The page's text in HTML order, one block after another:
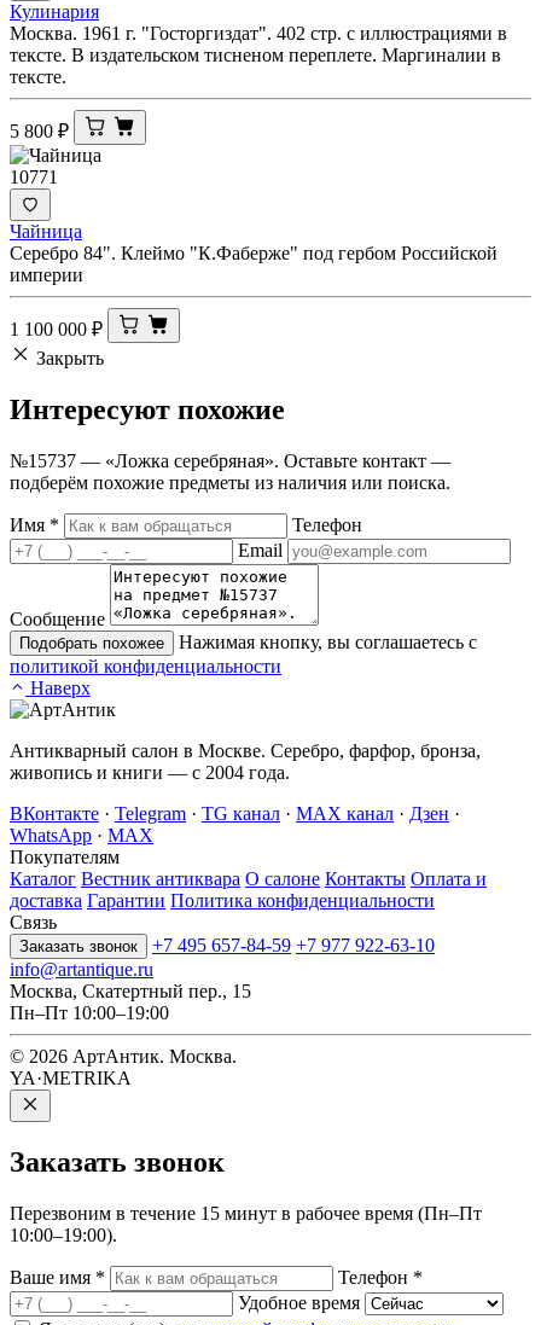
Кулинария
Москва. 1961 г. "Госторгиздат". 402 стр. с иллюстрациями в
тексте. В издательском тисненом переплете. Маргиналии в
тексте.
5 800 ₽
10771
Чайница
Серебро 84". Клеймо "К.Фаберже" под гербом Российской
империи
1 100 000 ₽
Закрыть
Интересуют похожие
№15737 — «Ложка серебряная». Оставьте контакт —
подберём похожие предметы из наличия или поиска.
Имя *
Телефон
Email
Сообщение
Подобрать похожее
Нажимая кнопку, вы соглашаетесь с
политикой конфиденциальности
Наверх
Антикварный салон в Москве. Серебро, фарфор, бронза,
живопись и книги — с 2004 года.
ВКонтакте · Telegram · TG канал · MAX канал · Дзен ·
WhatsApp · MAX
Покупателям
Каталог Вестник антиквара О салоне Контакты Оплата и
доставка Гарантии Политика конфиденциальности
Связь
Заказать звонок +7 495 657-84-59 +7 977 922-63-10
info@artantique.ru
Москва, Скатертный пер., 15
Пн–Пт 10:00–19:00
© 2026 АртАнтик. Москва.
YA·METRIKA
Заказать звонок
Перезвоним в течение 15 минут в рабочее время (Пн–Пт
10:00–19:00).
Ваше имя * Телефон *
Удобное время